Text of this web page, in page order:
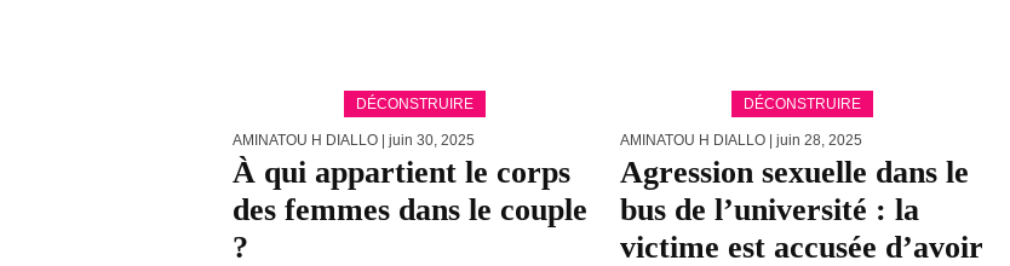
DÉCONSTRUIRE
AMINATOU H DIALLO | juin 30, 2025
À qui appartient le corps
des femmes dans le couple
?
DÉCONSTRUIRE
AMINATOU H DIALLO | juin 28, 2025
Agression sexuelle dans le
bus de l’université : la
victime est accusée d’avoir